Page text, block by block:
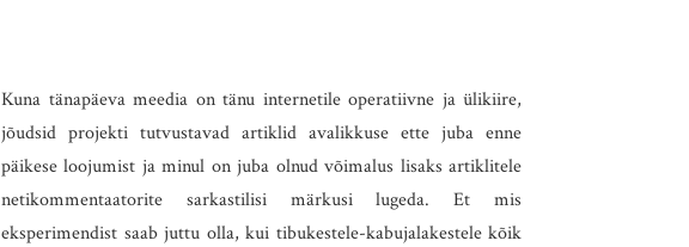
Kuna tänapäeva meedia on tänu internetile operatiivne ja ülikiire,
jõudsid projekti tutvustavad artiklid avalikkuse ette juba enne
päikese loojumist ja minul on juba olnud võimalus lisaks artiklitele
netikommentaatorite sarkastilisi märkusi lugeda. Et mis
eksperimendist saab juttu olla, kui tibukestele-kabujalakestele kõik